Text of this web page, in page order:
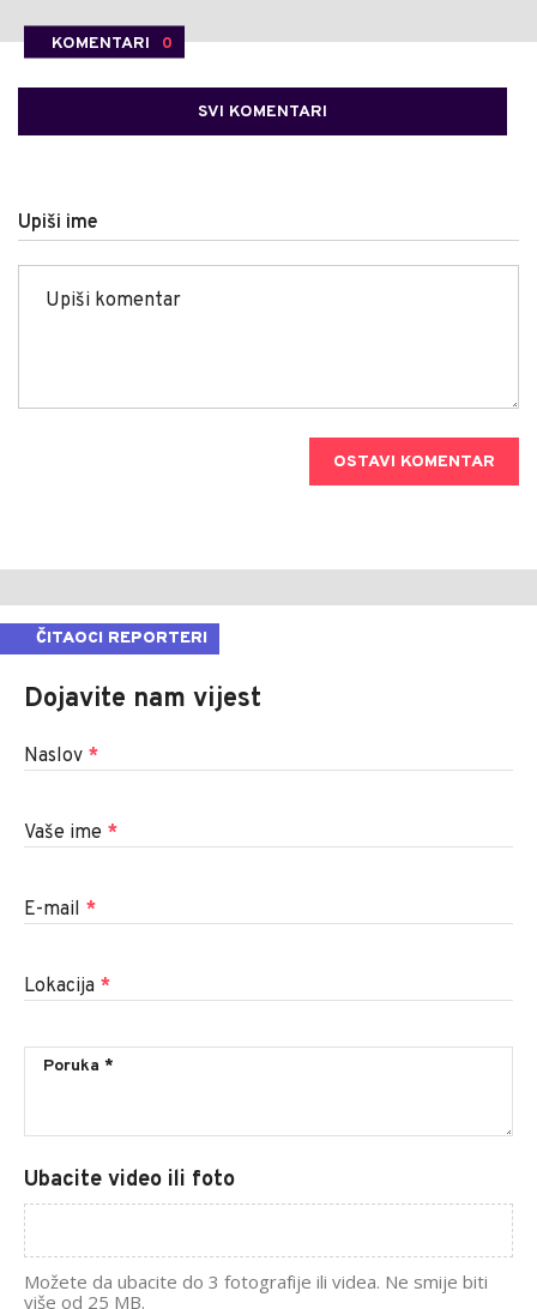
KOMENTARI 0
SVI KOMENTARI
Upiši ime
OSTAVI KOMENTAR
ČITAOCI REPORTERI
Dojavite nam vijest
Naslov *
Vaše ime *
E-mail *
Lokacija *
Ubacite video ili foto
Možete da ubacite do 3 fotografije ili videa. Ne smije biti
više od 25 MB.